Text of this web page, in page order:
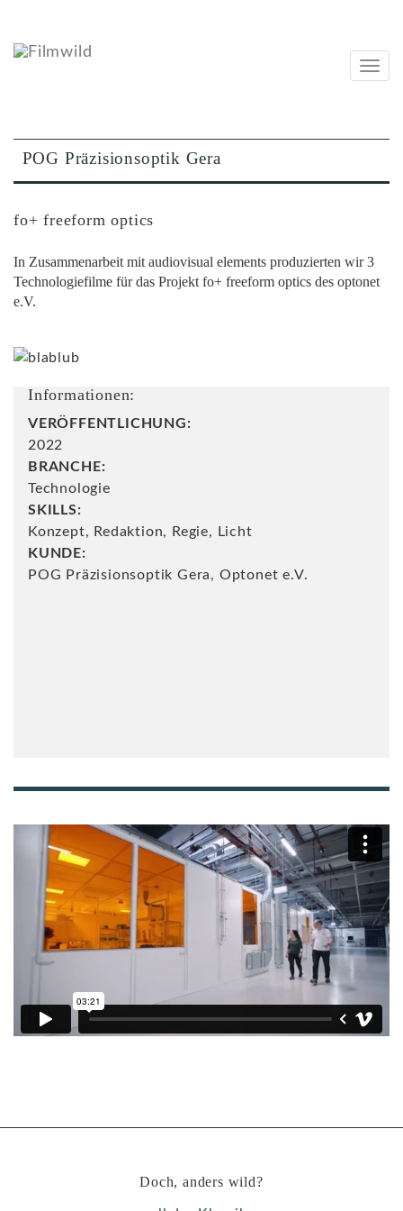
POG Präzisionsoptik Gera
fo+ freeform optics
In Zusammenarbeit mit audiovisual elements produzierten wir 3
Technologiefilme für das Projekt fo+ freeform optics des optonet
e.V.
Informationen:
VERÖFFENTLICHUNG:
2022
BRANCHE:
Technologie
SKILLS:
Konzept, Redaktion, Regie, Licht
KUNDE:
POG Präzisionsoptik Gera, Optonet e.V.
POG Präzisionsoptik Gera
Doch, anders wild?